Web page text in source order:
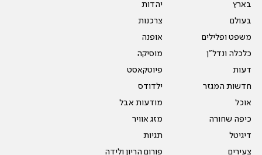
בארץ
בעולם
משפט ופלילים
כלכלה ונדל"ן
דעות
חדשות המגזר
אוכל
כיפה שחורה
דיגיטל
צעירים
יהדות
צרכנות
אופנה
מוסיקה
פיוטקאסט
ילדודס
מודעות אבל
מזג אוויר
תגיות
פורום הריון ולידה